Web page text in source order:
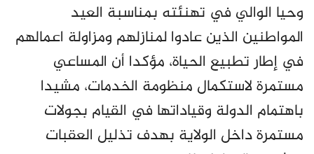
وحيا الوالي في تهنئته بمناسبة العيد
المواطنين الذين عادوا لمنازلهم ومزاولة اعمالهم
في إطار تطبيع الحياة، مؤكدا أن المساعي
مستمرة لاستكمال منظومة الخدمات، مشيدا
باهتمام الدولة وقياداتها في القيام بجولات
مستمرة داخل الولاية بهدف تذليل العقبات